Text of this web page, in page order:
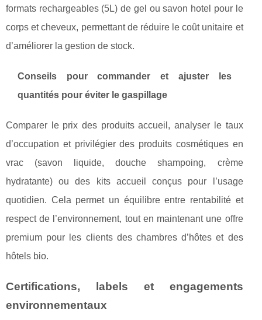
formats rechargeables (5L) de gel ou savon hotel pour le
corps et cheveux, permettant de réduire le coût unitaire et
d’améliorer la gestion de stock.
Conseils pour commander et ajuster les
quantités pour éviter le gaspillage
Comparer le prix des produits accueil, analyser le taux
d’occupation et privilégier des produits cosmétiques en
vrac (savon liquide, douche shampoing, crème
hydratante) ou des kits accueil conçus pour l’usage
quotidien. Cela permet un équilibre entre rentabilité et
respect de l’environnement, tout en maintenant une offre
premium pour les clients des chambres d’hôtes et des
hôtels bio.
Certifications, labels et engagements
environnementaux